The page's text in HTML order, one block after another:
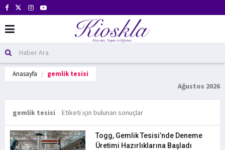
Anasayfa gemlik tesisi
Ağustos 2026
gemlik tesisi Etiketi için bulunan sonuçlar
Togg, Gemlik Tesisi’nde Deneme
Üretimi Hazırlıklarına Başladı